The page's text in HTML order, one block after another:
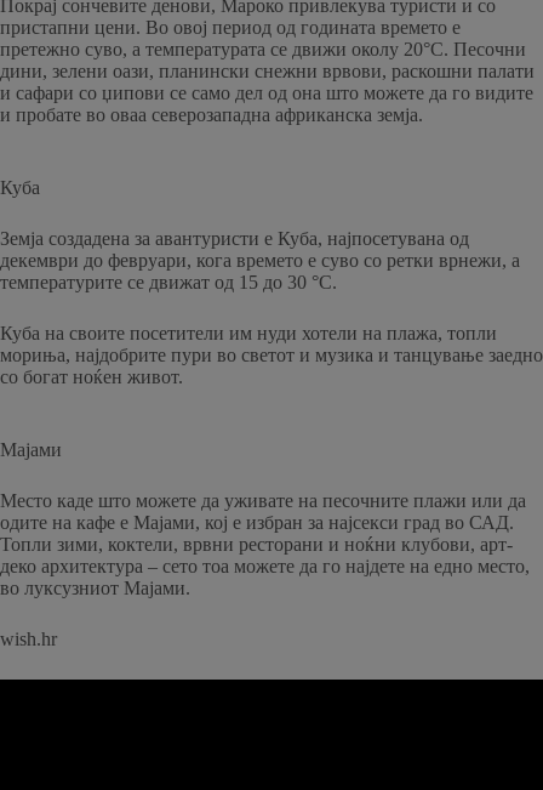
Покрај сончевите денови, Мароко привлекува туристи и со
пристапни цени. Во овој период од годината времето е
претежно суво, а температурата се движи околу 20°C. Песочни
дини, зелени оази, планински снежни врвови, раскошни палати
и сафари со џипови се само дел од она што можете да го видите
и пробате во оваа северозападна африканска земја.
Куба
Земја создадена за авантуристи е Куба, најпосетувана од
декември до февруари, кога времето е суво со ретки врнежи, а
температурите се движат од 15 до 30 °C.
Куба на своите посетители им нуди хотели на плажа, топли
мориња, најдобрите пури во светот и музика и танцување заедно
со богат ноќен живот.
Мајами
Место каде што можете да уживате на песочните плажи или да
одите на кафе е Мајами, кој е избран за најсекси град во САД.
Топли зими, коктели, врвни ресторани и ноќни клубови, арт-
деко архитектура – сето тоа можете да го најдете на едно место,
во луксузниот Мајами.
wish.hr